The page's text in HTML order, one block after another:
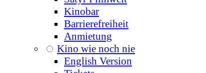
Kinobar
Barrierefreiheit
Anmietung
Kino wie noch nie
English Version